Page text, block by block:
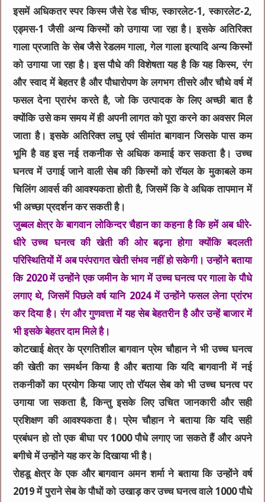
इसमें अधिकतर स्पर किस्म जैसे रेड चीफ, स्कारलेट-1, स्कारलेट-2,
एड्मस-1 जैसी अन्य किस्मों को उगाया जा रहा है। इसके अतिरिक्त
गाला प्रजाति के सेब जैसे रेडलम गाला, गेल गाला इत्यादि अन्य किस्मों
को उगाया जा रहा है। इस पौधे की विशेषता यह है कि यह किस्म, रंग
और स्वाद में बेहतर है और पौधारोपण के लगभग तीसरे और चौथे वर्ष में
फसल देना प्रारंभ करते है, जो कि उत्पादक के लिए अच्छी बात है
क्योंकि उसे कम समय में ही अपनी लागत को पूरा करने का अवसर मिल
जाता है। इसके अतिरिक्त लघु एवं सीमांत बागवान जिसके पास कम
भूमि है वह इस नई तकनीक से अधिक कमाई कर सकता है। उच्च
घनत्व में उगाई जाने वाली सेब की किस्मों को राॅयल के मुकाबले कम
चिलिंग आवर्स की आवश्यकता होती है, जिसमें कि वे अधिक तापमान में
भी अच्छा प्रदर्शन कर सकती है।
जुब्बल क्षेत्र के बागवान लोकिन्दर चैहान का कहना है कि हमें अब धीरे-
धीरे उच्च घनत्व की खेती की ओर बढ़ना होगा क्योंकि बदलती
परिस्थितियों में अब परंपरागत खेती संभव नहीं हो सकेगी। उन्होंने बताया
कि 2020 में उन्होंने एक जमीन के भाग में उच्च घनत्व पर गाला के पौधे
लगाए थे, जिसमें पिछले वर्ष यानि 2024 में उन्होंने फसल लेना प्रांरभ
कर दिया है। रंग और गुणवत्ता में यह सेब बेहतरीन है और उन्हें बाजार में
भी इसके बेहतर दाम मिले है।
कोटखाई क्षेत्र के प्रगतिशील बागवान प्रेम चौहान ने भी उच्च घनत्व
की खेती का समर्थन किया है और बताया कि यदि बागवानी में नई
तकनीकों का प्रयोग किया जाए तो राॅयल सेब को भी उच्च घनत्व पर
उगाया जा सकता है, किन्तु इसके लिए उचित जानकारी और सही
प्रशिक्षण की आवश्यकता है। प्रेम चौहान ने बताया कि यदि सही
प्रबंधन हो तो एक बीघा पर 1000 पौधे लगाए जा सकते हैं और अपने
बगीचे में उन्होंने यह कर के दिखाया भी है।
रोहडू क्षेत्र के एक और बागवान अमन शर्मा ने बताया कि उन्होंने वर्ष
2019 में पुराने सेब के पौधों को उखाड़ कर उच्च घनत्व वाले 1000 पौधे